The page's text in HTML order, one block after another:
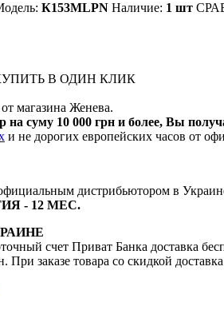
К153МLРN Наличие: 1 шт
В ОДИН КЛИК
магазина Женева.
на суму 10 000 грн и более, Вы
и не дорогих европейских часов от
дистрибьютором в
- 12 МЕС.
счет Приват Банка доставка
При заказе товара со скидкой